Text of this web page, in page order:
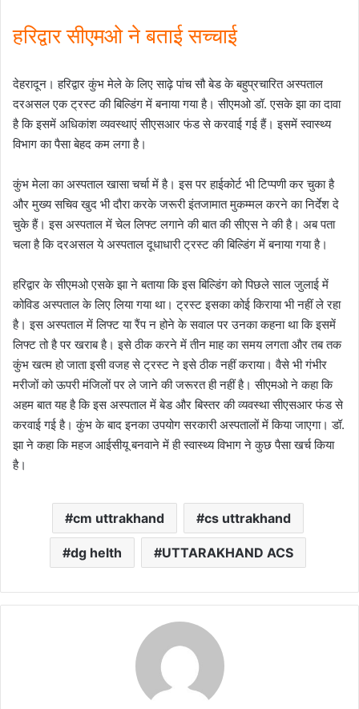
हरिद्वार सीएमओ ने बताई सच्चाई
देहरादून। हरिद्वार कुंभ मेले के लिए साढ़े पांच सौ बेड के बहुप्रचारित अस्पताल
दरअसल एक ट्रस्ट की बिल्डिंग में बनाया गया है। सीएमओ डॉ. एसके झा का दावा
है कि इसमें अधिकांश व्यवस्थाएं सीएसआर फंड से करवाई गई हैं। इसमें स्वास्थ्य
विभाग का पैसा बेहद कम लगा है।
कुंभ मेला का अस्पताल खासा चर्चा में है। इस पर हाईकोर्ट भी टिप्पणी कर चुका है
और मुख्य सचिव खुद भी दौरा करके जरूरी इंतजामात मुकम्मल करने का निर्देश दे
चुके हैं। इस अस्पताल में चेल लिफ्ट लगाने की बात की सीएस ने की है। अब पता
चला है कि दरअसल ये अस्पताल दूधाधारी ट्रस्ट की बिल्डिंग में बनाया गया है।
हरिद्वार के सीएमओ एसके झा ने बताया कि इस बिल्डिंग को पिछले साल जुलाई में
कोविड अस्पताल के लिए लिया गया था। ट्रस्ट इसका कोई किराया भी नहीं ले रहा
है। इस अस्पताल में लिफ्ट या रैंप न होने के सवाल पर उनका कहना था कि इसमें
लिफ्ट तो है पर खराब है। इसे ठीक करने में तीन माह का समय लगता और तब तक
कुंभ खत्म हो जाता इसी वजह से ट्रस्ट ने इसे ठीक नहीं कराया। वैसे भी गंभीर
मरीजों को ऊपरी मंजिलों पर ले जाने की जरूरत ही नहीं है। सीएमओ ने कहा कि
अहम बात यह है कि इस अस्पताल में बेड और बिस्तर की व्यवस्था सीएसआर फंड से
करवाई गई है। कुंभ के बाद इनका उपयोग सरकारी अस्पतालों में किया जाएगा। डॉ.
झा ने कहा कि महज आईसीयू बनवाने में ही स्वास्थ्य विभाग ने कुछ पैसा खर्च किया
है।
cm uttrakhand cs uttrakhand
dg helth UTTARAKHAND ACS